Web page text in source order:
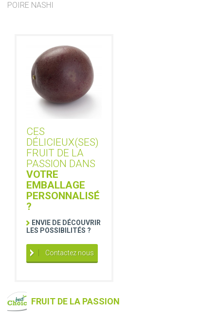
POIRE NASHI
CES
DÉLICIEUX(SES)
FRUIT DE LA
PASSION DANS
VOTRE
EMBALLAGE
PERSONNALISÉ
?
ENVIE DE DÉCOUVRIR
LES POSSIBILITÉS ?
Contactez nous
FRUIT DE LA PASSION